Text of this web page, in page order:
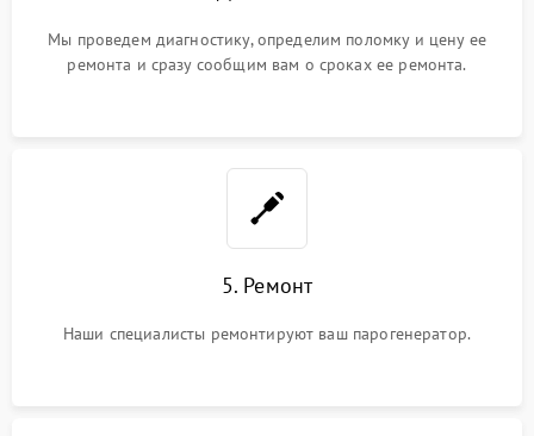
Мы проведем диагностику, определим поломку и цену ее
ремонта и сразу сообщим вам о сроках ее ремонта.
5. Ремонт
Наши специалисты ремонтируют ваш парогенератор.